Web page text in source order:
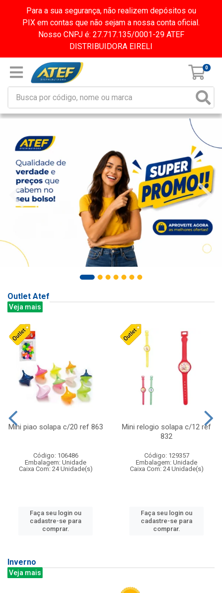
Para a sua segurança, não realizem depósitos ou
PIX em contas que não sejam a nossa conta oficial.
Nosso CNPJ é: 27.717.135/0001-29 ATEF
DISTRIBUIDORA EIRELI
0
Outlet Atef
Veja mais
Mini piao solapa c/20 ref 863
Código: 106486
Embalagem: Unidade
Caixa Com: 24 Unidade(s)
Faça seu login ou
cadastre-se para
comprar.
Mini relogio solapa c/12 ref
832
Código: 129357
Embalagem: Unidade
Caixa Com: 24 Unidade(s)
Faça seu login ou
cadastre-se para
comprar.
Inverno
Veja mais